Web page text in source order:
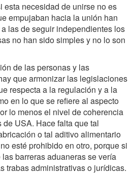
esta necesidad de unirse no es
empujaban hacia la unión han
las de seguir independientes los
no han sido simples y no lo son
de las personas y las
que armonizar las legislaciones
respecta a la regulación y a la
en lo que se refiere al aspecto
lo menos el nivel de coherencia
USA. Hace falta que tal
o tal aditivo alimentario
esté prohibido en otro, porque si
barreras aduaneras se vería
trabas administrativas o jurídicas.